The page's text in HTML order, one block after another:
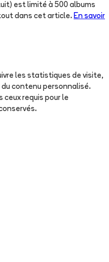
est limité à 500 albums
dans cet article. En savoir
les statistiques de visite,
contenu personnalisé.
ceux requis pour le